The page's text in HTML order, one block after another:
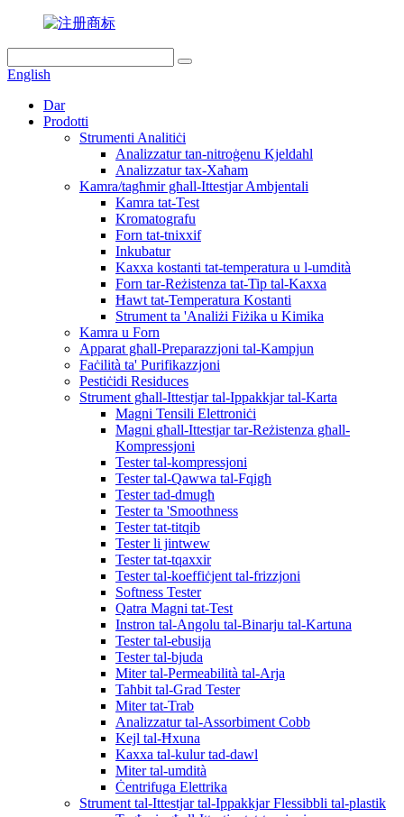
English
Dar
Prodotti
Strumenti Analitiċi
Analizzatur tan-nitroġenu Kjeldahl
Analizzatur tax-Xaħam
Kamra/tagħmir għall-Ittestjar Ambjentali
Kamra tat-Test
Kromatografu
Forn tat-tnixxif
Inkubatur
Kaxxa kostanti tat-temperatura u l-umdità
Forn tar-Reżistenza tat-Tip tal-Kaxxa
Ħawt tat-Temperatura Kostanti
Strument ta 'Analiżi Fiżika u Kimika
Kamra u Forn
Apparat għall-Preparazzjoni tal-Kampjun
Faċilità ta' Purifikazzjoni
Pestiċidi Residuces
Strument għall-Ittestjar tal-Ippakkjar tal-Karta
Magni Tensili Elettroniċi
Magni għall-Ittestjar tar-Reżistenza għall-
Kompressjoni
Tester tal-kompressjoni
Tester tal-Qawwa tal-Fqigħ
Tester tad-dmugħ
Tester ta 'Smoothness
Tester tat-titqib
Tester li jintwew
Tester tat-tqaxxir
Tester tal-koeffiċjent tal-frizzjoni
Softness Tester
Qatra Magni tat-Test
Instron tal-Angolu tal-Binarju tal-Kartuna
Tester tal-ebusija
Tester tal-bjuda
Miter tal-Permeabilità tal-Arja
Taħbit tal-Grad Tester
Miter tat-Trab
Analizzatur tal-Assorbiment Cobb
Kejl tal-Ħxuna
Kaxxa tal-kulur tad-dawl
Miter tal-umdità
Ċentrifuga Elettrika
Strument tal-Ittestjar tal-Ippakkjar Flessibbli tal-plastik